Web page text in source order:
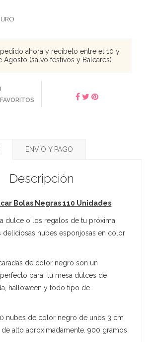
pedido ahora y recíbelo entre el 10 y
Agosto (salvo festivos y Baleares)
ENVÍO Y PAGO
Descripción
Bolas Negras 110 Unidades
dulce o los regalos de tu próxima
deliciosas nubes esponjosas en color
de color negro son un
para tu mesa dulces de
halloween y todo tipo de
nubes de color negro de unos 3 cm
alto aproximadamente. 900 gramos